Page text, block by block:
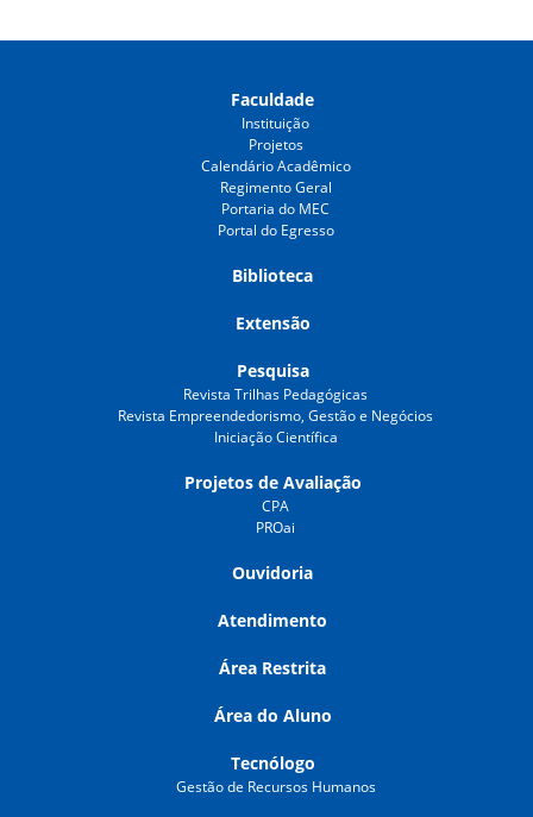
Faculdade
Instituição
Projetos
Calendário Acadêmico
Regimento Geral
Portaria do MEC
Portal do Egresso
Biblioteca
Extensão
Pesquisa
Revista Trilhas Pedagógicas
Revista Empreendedorismo, Gestão e Negócios
Iniciação Científica
Projetos de Avaliação
CPA
PROai
Ouvidoria
Atendimento
Área Restrita
Área do Aluno
Tecnólogo
Gestão de Recursos Humanos